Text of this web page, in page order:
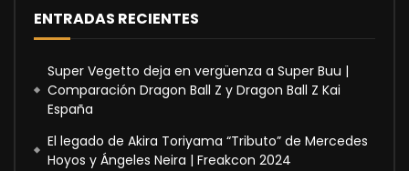
ENTRADAS RECIENTES
Super Vegetto deja en vergüenza a Super Buu |
Comparación Dragon Ball Z y Dragon Ball Z Kai
España
El legado de Akira Toriyama “Tributo” de Mercedes
Hoyos y Ángeles Neira | Freakcon 2024